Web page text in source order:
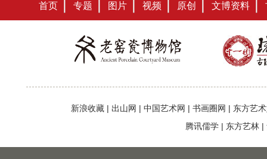
首页 专题 图片 视频 原创 文博资料
新浪收藏 | 出山网 | 中国艺术网 | 书画圈网 | 东方艺
腾讯儒学 | 东方艺林 |